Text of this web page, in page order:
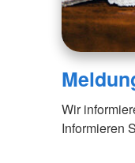
Wir
Informieren